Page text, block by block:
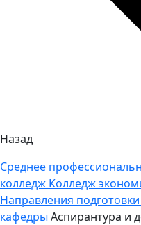
Назад
Среднее
колледж Колледж
Направления
кафедры Аспирантура и